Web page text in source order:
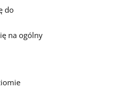
do
na ogólny